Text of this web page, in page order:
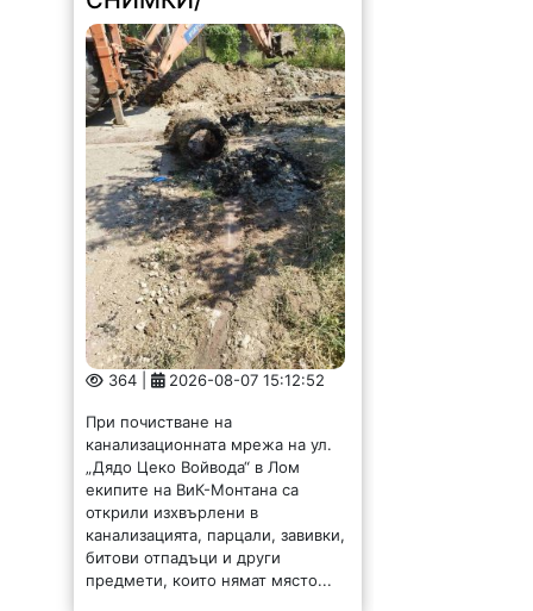
364 | 2026-08-07 15:12:52
канализационната мрежа на ул.
„Дядо Цеко Войвода“ в Лом
екипите на ВиК-Монтана са
открили изхвърлени в
канализацията, парцали, завивки,
битови отпадъци и други
предмети, които нямат място...